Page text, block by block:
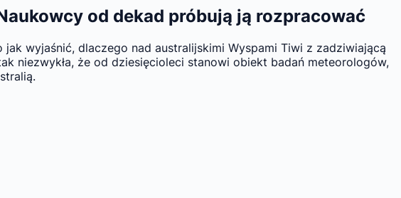
od dekad próbują ją rozpracować
wyjaśnić, dlaczego nad australijskimi Wyspami Tiwi z zadziwiającą
niezwykła, że od dziesięcioleci stanowi obiekt badań meteorologów,